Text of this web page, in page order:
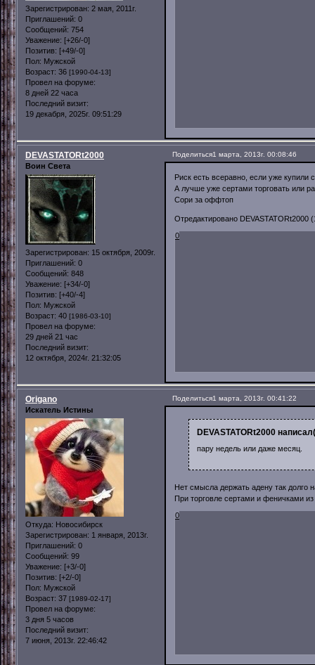
Зарегистрирован: 2 мая, 2011г.
Приглашений: 0
Сообщений: 754
Уважение: [+26/-0]
Позитив: [+49/-0]
Пол: Мужской
Возраст: 36 [1990-04-13]
Провел на форуме:
8 дней 22 часа
Последний визит:
19 декабря, 2025г. 09:51:29
Поделиться1 марта, 2013г. 00:08:46
DEVASTATORt2000
Воин Света
Зарегистрирован: 15 октября, 2009г.
Приглашений: 0
Сообщений: 848
Уважение: [+34/-0]
Позитив: [+40/-4]
Пол: Мужской
Возраст: 40 [1986-03-10]
Провел на форуме:
29 дней 21 час
Последний визит:
12 октября, 2024г. 21:32:05
Риск есть всеравно, если уже купили
А лучше уже сертами торговать или
Сори за оффтоп
Отредактировано DEVASTATORt2000
0
Поделиться1 марта, 2013г. 00:41:22
Origano
Искатель Истины
Откуда: Новосибирск
Зарегистрирован: 1 января, 2013г.
Приглашений: 0
Сообщений: 99
Уважение: [+3/-0]
Позитив: [+2/-0]
Пол: Мужской
Возраст: 37 [1989-02-17]
Провел на форуме:
3 дня 5 часов
Последний визит:
7 июня, 2013г. 22:46:42
DEVASTATORt2000
пару недель или даже месяц.
Нет смысла держать адену так долго
При торговле сертами и феничками
0